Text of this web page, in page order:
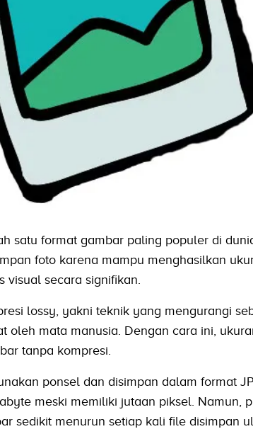
satu format gambar paling populer di
foto karena mampu menghasilkan
secara signifikan.
lossy, yakni teknik yang mengurangi
oleh mata manusia. Dengan cara ini,
tanpa kompresi.
ponsel dan disimpan dalam format
meski memiliki jutaan piksel. Namun,
sedikit menurun setiap kali file disimpan